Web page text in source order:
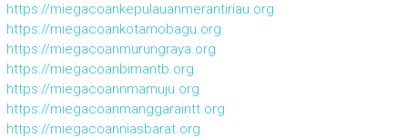
https://miegacoankepulauanmerantiriau.org
https://miegacoankotamobagu.org
https://miegacoanmurungraya.org
https://miegacoanbimantb.org
https://miegacoannmamuju.org
https://miegacoanmanggaraintt.org
https://miegacoanniasbarat.org